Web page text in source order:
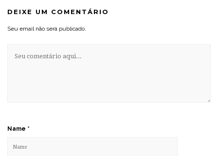
DEIXE UM COMENTÁRIO
Seu email não será publicado.
Name *